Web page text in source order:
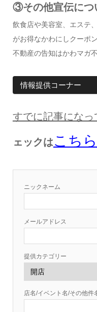
③その他宣伝につ
飲食店や美容室、エステ
がお得なかわにしクーポ
不動産の告知はかわマガ
情報提供コーナー
すでに記事になっ
ェックはこちら
ニックネーム
メールアドレス
提供カテゴリー
店名/イベント名/その他件